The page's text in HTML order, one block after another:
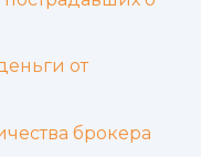
от
брокера